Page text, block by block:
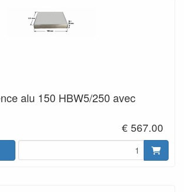
alu 150 HBW5/250 avec
€ 567.00